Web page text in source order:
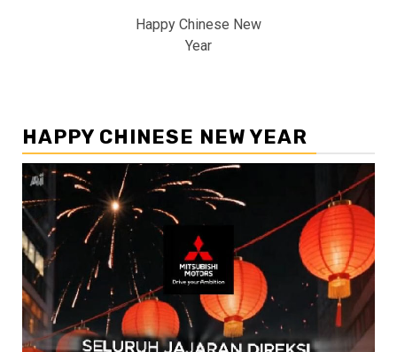
Happy Chinese New
Year
HAPPY CHINESE NEW YEAR
Pemutar